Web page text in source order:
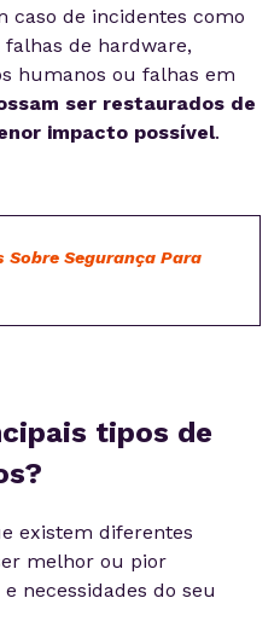
caso de incidentes como
de hardware,
humanos ou falhas em
ser restaurados de
impacto possível.
Sobre Segurança Para
tipos de
existem diferentes
melhor ou pior
necessidades do seu